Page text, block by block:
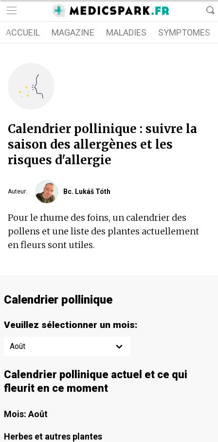
ACCUEIL MAGAZINE MALADIES SYMPTOMES
Calendrier pollinique : suivre la
saison des allergènes et les
risques d'allergie
Auteur: Bc. Lukáš Tóth
Pour le rhume des foins, un calendrier des
pollens et une liste des plantes actuellement
en fleurs sont utiles.
Calendrier pollinique
Veuillez sélectionner un mois:
Calendrier pollinique actuel et ce qui
fleurit en ce moment
Mois: Août
Herbes et autres plantes